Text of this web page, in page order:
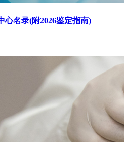
心名录(附2026鉴定指南)